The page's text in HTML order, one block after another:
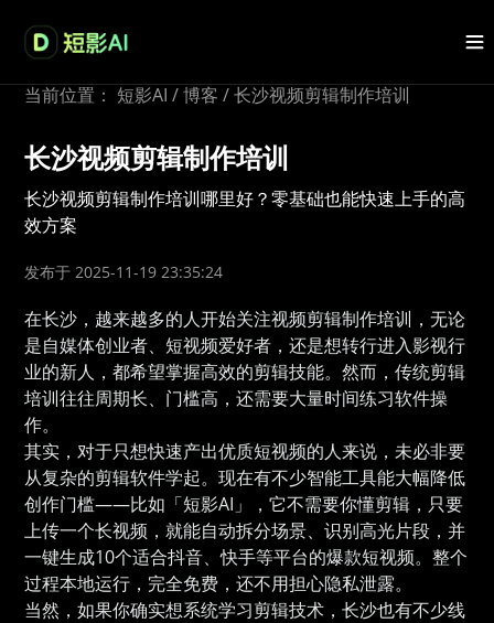
当前位置： 短影AI / 博客 / 长沙视频剪辑制作培训
长沙视频剪辑制作培训
长沙视频剪辑制作培训哪里好？零基础也能快速上手的高
效方案
发布于 2025-11-19 23:35:24
在长沙，越来越多的人开始关注视频剪辑制作培训，无论
是自媒体创业者、短视频爱好者，还是想转行进入影视行
业的新人，都希望掌握高效的剪辑技能。然而，传统剪辑
培训往往周期长、门槛高，还需要大量时间练习软件操
作。
其实，对于只想快速产出优质短视频的人来说，未必非要
从复杂的剪辑软件学起。现在有不少智能工具能大幅降低
创作门槛——比如「短影AI」，它不需要你懂剪辑，只要
上传一个长视频，就能自动拆分场景、识别高光片段，并
一键生成10个适合抖音、快手等平台的爆款短视频。整个
过程本地运行，完全免费，还不用担心隐私泄露。
当然，如果你确实想系统学习剪辑技术，长沙也有不少线